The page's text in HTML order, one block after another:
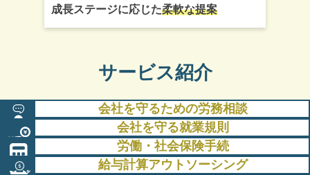
成長ステージに応じた柔軟な提案
サービス紹介
会社を守るための労務相談
会社を守る就業規則
労働・社会保険手続
給与計算アウトソーシング